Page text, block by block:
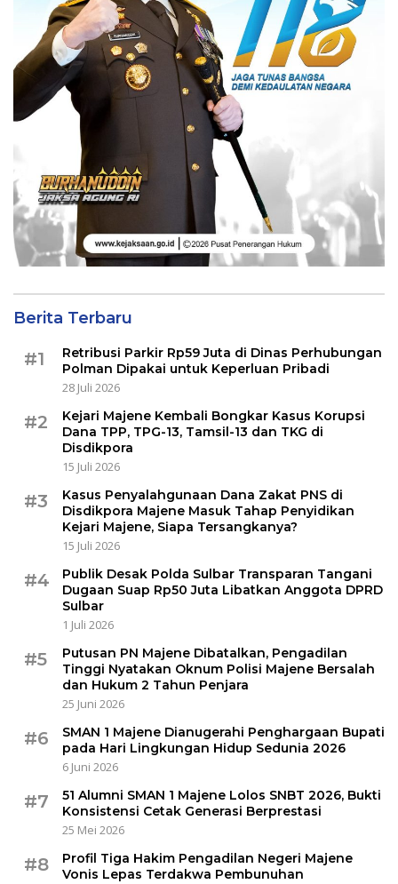
Berita Terbaru
#1
Retribusi Parkir Rp59 Juta di Dinas Perhubungan
Polman Dipakai untuk Keperluan Pribadi
28 Juli 2026
#2
Kejari Majene Kembali Bongkar Kasus Korupsi
Dana TPP, TPG-13, Tamsil-13 dan TKG di
Disdikpora
15 Juli 2026
#3
Kasus Penyalahgunaan Dana Zakat PNS di
Disdikpora Majene Masuk Tahap Penyidikan
Kejari Majene, Siapa Tersangkanya?
15 Juli 2026
#4
Publik Desak Polda Sulbar Transparan Tangani
Dugaan Suap Rp50 Juta Libatkan Anggota DPRD
Sulbar
1 Juli 2026
#5
Putusan PN Majene Dibatalkan, Pengadilan
Tinggi Nyatakan Oknum Polisi Majene Bersalah
dan Hukum 2 Tahun Penjara
25 Juni 2026
#6
SMAN 1 Majene Dianugerahi Penghargaan Bupati
pada Hari Lingkungan Hidup Sedunia 2026
6 Juni 2026
#7
51 Alumni SMAN 1 Majene Lolos SNBT 2026, Bukti
Konsistensi Cetak Generasi Berprestasi
25 Mei 2026
#8
Profil Tiga Hakim Pengadilan Negeri Majene
Vonis Lepas Terdakwa Pembunuhan